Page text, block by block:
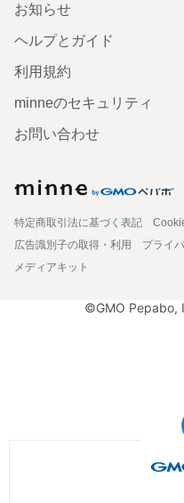
お知らせ
ヘルプとガイド
利用規約
minneのセキュリティ
お問い合わせ
特定商取引法に基づく表記
広告識別子の取得・利用
プライ
メディアキット
©GMO Pepabo,